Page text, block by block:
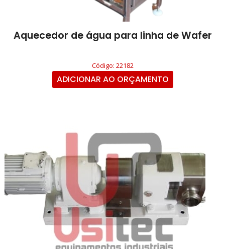
Aquecedor de água para linha de Wafer
Código: 22182
ADICIONAR AO ORÇAMENTO